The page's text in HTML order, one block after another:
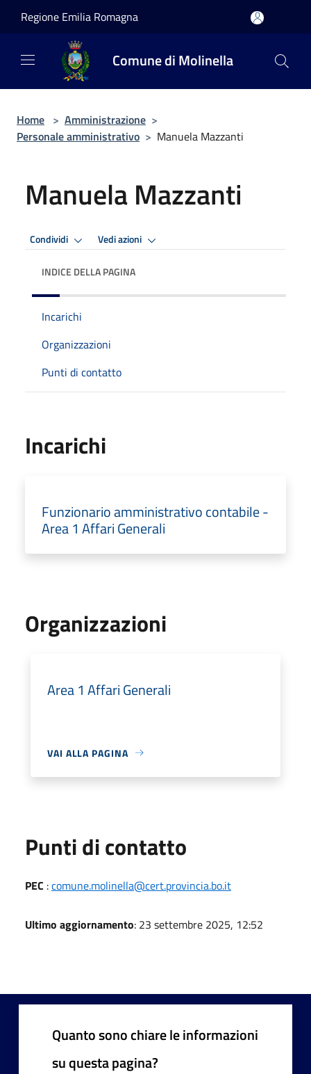
Regione Emilia Romagna
Comune di Molinella
Home > Amministrazione >
Personale amministrativo > Manuela Mazzanti
Manuela Mazzanti
Condividi Vedi azioni
INDICE DELLA PAGINA
Incarichi
Organizzazioni
Punti di contatto
Incarichi
Funzionario amministrativo contabile -
Area 1 Affari Generali
Organizzazioni
Area 1 Affari Generali
VAI ALLA PAGINA
Punti di contatto
PEC :comune.molinella@cert.provincia.bo.it
Ultimo aggiornamento: 23 settembre 2025, 12:52
Quanto sono chiare le informazioni
su questa pagina?